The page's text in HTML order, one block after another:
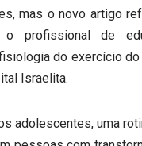
mas o novo artigo
o profissional de
do exercício
Israelita.
adolescentes, uma